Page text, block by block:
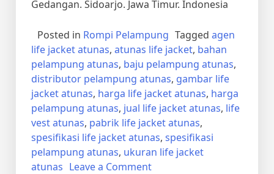
Gedangan. Sidoarjo. Jawa Timur. Indonesia
Posted in Rompi Pelampung Tagged agen
life jacket atunas, atunas life jacket, bahan
pelampung atunas, baju pelampung atunas,
distributor pelampung atunas, gambar life
jacket atunas, harga life jacket atunas, harga
pelampung atunas, jual life jacket atunas, life
vest atunas, pabrik life jacket atunas,
spesifikasi life jacket atunas, spesifikasi
pelampung atunas, ukuran life jacket
atunas Leave a Commenton